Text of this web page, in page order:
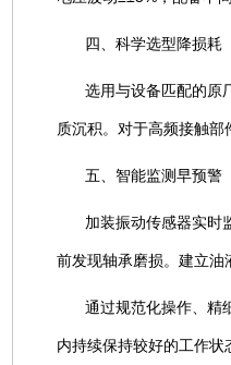
四、科学选型降损耗
选用与设备匹配的原
质沉积。对于高频接触部
五、智能监测早预警
加装振动传感器实时
前发现轴承磨损。建立油
通过规范化操作、精
内持续保持较好的工作状